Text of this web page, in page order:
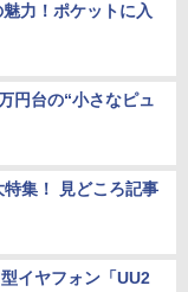
力！ポケットに入
円台の“小さなピュ
集！ 見どころ記事
イヤフォン「UU2